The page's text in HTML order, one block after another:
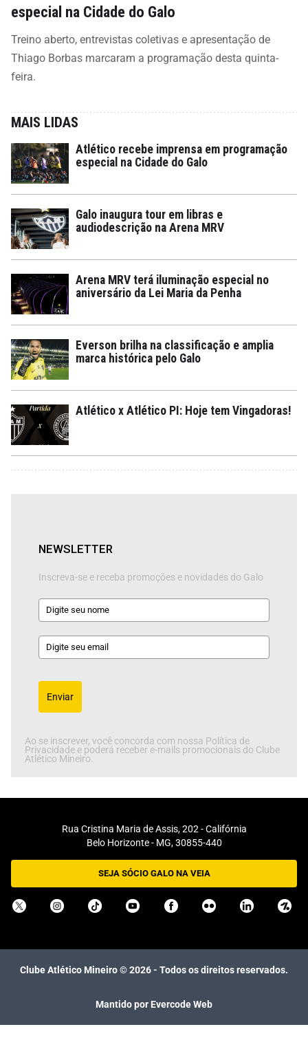
especial na Cidade do Galo
Treino aberto, entrevistas coletivas e apresentação de
Thiago Borbas marcaram a programação desta quinta-
feira.
MAIS LIDAS
Atlético recebe imprensa em programação
especial na Cidade do Galo
Galo inaugura tour em libras e
audiodescrição na Arena MRV
Arena MRV terá iluminação especial no
aniversário da Lei Maria da Penha
Everson brilha na classificação e amplia
marca histórica pelo Galo
Atlético x Atlético PI: Hoje tem Vingadoras!
NEWSLETTER
Inscreva-se e receba promoções e novidades do Galo
Enviar
Ao se inscrever, você concorda com nossa Política de
Privacidade e poderá receber e-mails promocionais do Clube
Atlético Mineiro.
Rua Cristina Maria de Assis, 202 - Califórnia
Belo Horizonte - MG, 30855-440
SEJA SÓCIO GALO NA VEIA
Clube Atlético Mineiro ©2026- Todos os direitos reservados.
Mantido por Evercode Web